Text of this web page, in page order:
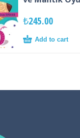
₺245.00
Add to cart